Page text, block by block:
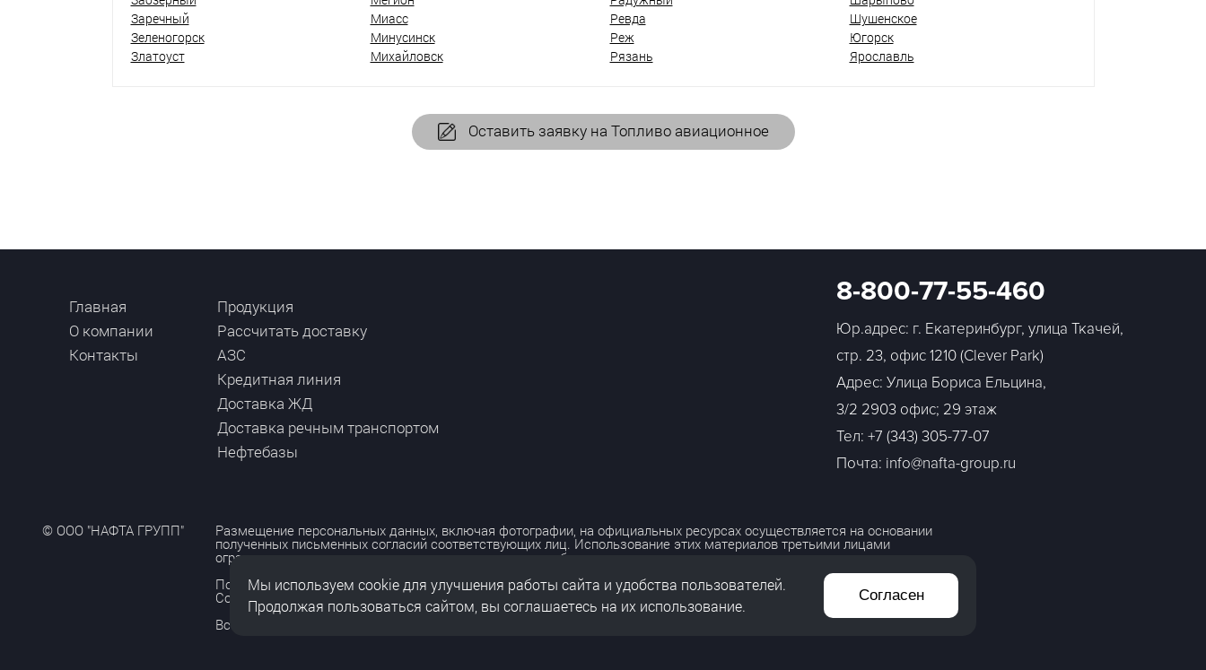
Заречный
Зеленогорск
Златоуст
Миасс
Минусинск
Михайловск
Ревда
Реж
Рязань
Шушенское
Югорск
Ярославль
Оставить заявку на Топливо авиационное
Главная
О компании
Контакты
Продукция
Рассчитать доставку
АЗС
Кредитная линия
Доставка ЖД
Доставка речным транспортом
Нефтебазы
8-800-77-55-460
Юр.адрес: г. Екатеринбург, улица Ткачей,
стр. 23, офис 1210 (Clever Park)
Адрес: Улица Бориса Ельцина,
3/2 2903 офис; 29 этаж
Тел: +7 (343) 305-77-07
Почта: info@nafta-group.ru
© ООО "НАФТА ГРУПП" Размещение персональных данных, включая фотографии, на официальных ресурсах осуществляется на основании
полученных письменных согласий соответствующих лиц. Использование этих материалов третьими лицами
ограничено и допускается только с разрешения правообладателя.
Политика обработки персональных данных
Согласие на обработку персональных данных
Все права защищены
Мы используем cookie для улучшения работы сайта и удобства пользователей.
Продолжая пользоваться сайтом, вы соглашаетесь на их использование.
Согласен